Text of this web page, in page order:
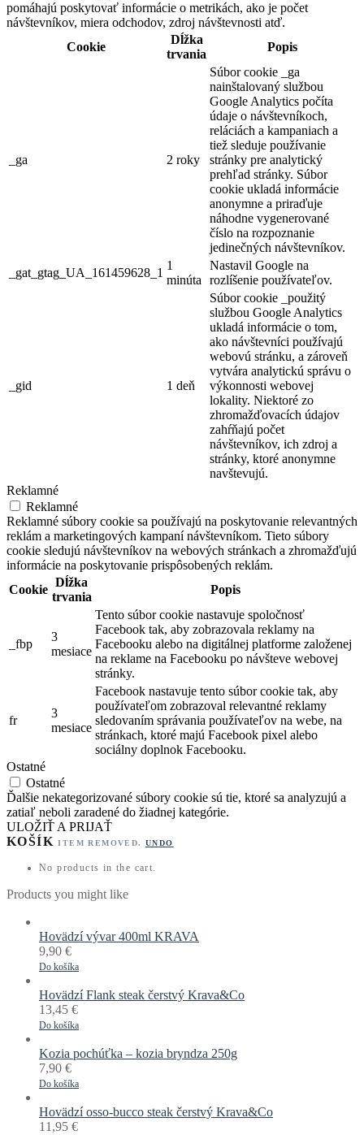
pomáhajú poskytovať informácie o metrikách, ako je počet
návštevníkov, miera odchodov, zdroj návštevnosti atď.
Cookie
Dĺžka
trvania
Popis
_ga 2 roky
Súbor cookie _ga
nainštalovaný službou
Google Analytics počíta
údaje o návštevníkoch,
reláciách a kampaniach a
tiež sleduje používanie
stránky pre analytický
prehľad stránky. Súbor
cookie ukladá informácie
anonymne a priraďuje
náhodne vygenerované
číslo na rozpoznanie
jedinečných návštevníkov.
_gat_gtag_UA_161459628_1
1
minúta
Nastavil Google na
rozlíšenie používateľov.
_gid 1 deň
Súbor cookie _použitý
službou Google Analytics
ukladá informácie o tom,
ako návštevníci používajú
webovú stránku, a zároveň
vytvára analytickú správu o
výkonnosti webovej
lokality. Niektoré zo
zhromažďovacích údajov
zahŕňajú počet
návštevníkov, ich zdroj a
stránky, ktoré anonymne
navštevujú.
Reklamné
Reklamné
Reklamné súbory cookie sa používajú na poskytovanie relevantných
reklám a marketingových kampaní návštevníkom. Tieto súbory
cookie sledujú návštevníkov na webových stránkach a zhromažďujú
informácie na poskytovanie prispôsobených reklám.
Cookie
Dĺžka
trvania
Popis
_fbp
3
mesiace
Tento súbor cookie nastavuje spoločnosť
Facebook tak, aby zobrazovala reklamy na
Facebooku alebo na digitálnej platforme založenej
na reklame na Facebooku po návšteve webovej
stránky.
fr
3
mesiace
Facebook nastavuje tento súbor cookie tak, aby
používateľom zobrazoval relevantné reklamy
sledovaním správania používateľov na webe, na
stránkach, ktoré majú Facebook pixel alebo
sociálny doplnok Facebooku.
Ostatné
Ostatné
Ďalšie nekategorizované súbory cookie sú tie, ktoré sa analyzujú a
zatiaľ neboli zaradené do žiadnej kategórie.
ULOŽIŤ A PRIJAŤ
KOŠÍKITEM REMOVED.UNDO
No products in the cart.
Products you might like
Hovädzí vývar 400ml KRAVA
9,90 €
Do košíka
Hovädzí Flank steak čerstvý Krava&Co
13,45 €
Do košíka
Kozia pochúťka – kozia bryndza 250g
7,90 €
Do košíka
Hovädzí osso-bucco steak čerstvý Krava&Co
11,95 €